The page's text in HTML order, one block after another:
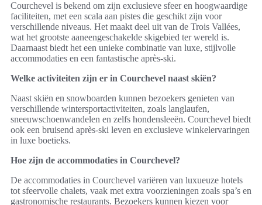
Courchevel is bekend om zijn exclusieve sfeer en hoogwaardige
faciliteiten, met een scala aan pistes die geschikt zijn voor
verschillende niveaus. Het maakt deel uit van de Trois Vallées,
wat het grootste aaneengeschakelde skigebied ter wereld is.
Daarnaast biedt het een unieke combinatie van luxe, stijlvolle
accommodaties en een fantastische après-ski.
Welke activiteiten zijn er in Courchevel naast skiën?
Naast skiën en snowboarden kunnen bezoekers genieten van
verschillende wintersportactiviteiten, zoals langlaufen,
sneeuwschoenwandelen en zelfs hondensleeën. Courchevel biedt
ook een bruisend après-ski leven en exclusieve winkelervaringen
in luxe boetieks.
Hoe zijn de accommodaties in Courchevel?
De accommodaties in Courchevel variëren van luxueuze hotels
tot sfeervolle chalets, vaak met extra voorzieningen zoals spa’s en
gastronomische restaurants. Bezoekers kunnen kiezen voor